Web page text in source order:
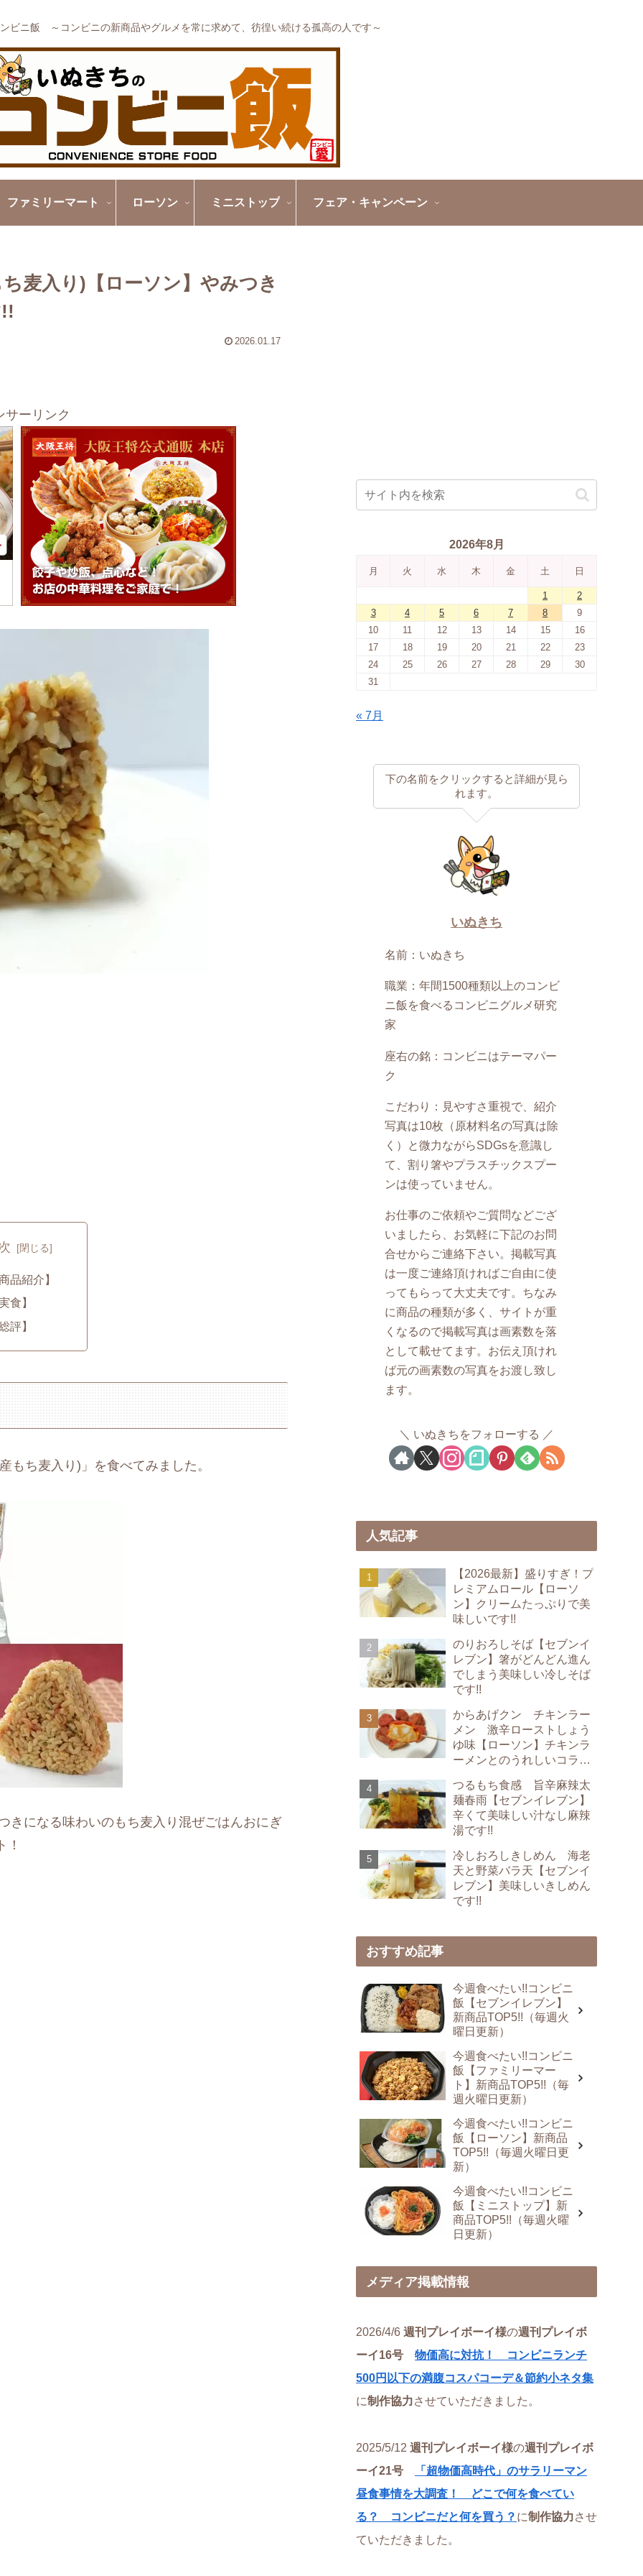
ビニ飯 ～コンビニの新商品やグルメを常に求めて、彷徨い続ける孤高の人です～
ファミリーマート ローソン ミニストップ フェア・キャンペーン
麦入り)【ローソン】やみつき
2026.01.17
サーリンク
品紹介】
食】
評】
もち麦入り)」を食べてみました。
きになる味わいのもち麦入り混ぜごはんおにぎ
2026年8月
月 火 水 木 金 土 日
1
2
3
4 5 6 7 8
9
10
11 12 13 14 15
16
17
18 19 20 21 22
23
24
25 26 27 28 29
30
31
« 7月
下の名前をクリックすると詳細が見ら
れます。
いぬきち
名前：いぬきち
職業：年間1500種類以上のコンビ
ニ飯を食べるコンビニグルメ研究
家
座右の銘：コンビニはテーマパー
ク
こだわり：見やすさ重視で、紹介
写真は10枚（原材料名の写真は除
く）と微力ながらSDGsを意識し
て、割り箸やプラスチックスプー
ンは使っていません。
お仕事のご依頼やご質問などござ
いましたら、お気軽に下記のお問
合せからご連絡下さい。掲載写真
は一度ご連絡頂ければご自由に使
ってもらって大丈夫です。ちなみ
に商品の種類が多く、サイトが重
くなるので掲載写真は画素数を落
として載せてます。お伝え頂けれ
ば元の画素数の写真をお渡し致し
ます。
いぬきちをフォローする
人気記事
【2026最新】盛りすぎ！プ
レミアムロール【ローソ
ン】クリームたっぷりで美
味しいです!!
のりおろしそば【セブンイ
レブン】箸がどんどん進ん
でしまう美味しい冷しそば
です!!
からあげクン チキンラー
メン 激辛ローストしょう
ゆ味【ローソン】チキンラ
ーメンとのうれしいコラボ
つるもち食感 旨辛麻辣太
麺春雨【セブンイレブン】
辛くて美味しい汁なし麻辣
湯です!!
冷しおろしきしめん 海老
天と野菜バラ天【セブンイ
レブン】美味しいきしめん
です!!
おすすめ記事
今週食べたい!!コンビニ
飯【セブンイレブン】
新商品TOP5!!（毎週火
曜日更新）
今週食べたい!!コンビニ
飯【ファミリーマー
ト】新商品TOP5!!（毎
週火曜日更新）
今週食べたい!!コンビニ
飯【ローソン】新商品
TOP5!!（毎週火曜日更
新）
今週食べたい!!コンビニ
飯【ミニストップ】新
商品TOP5!!（毎週火曜
日更新）
メディア掲載情報
2026/4/6 週刊プレイボーイ様の週刊プレイボ
ーイ16号 物価高に対抗！ コンビニランチ
500円以下の満腹コスパコーデ＆節約小ネタ集
に制作協力させていただきました。
2025/5/12 週刊プレイボーイ様の週刊プレイボ
ーイ21号
「超物価高時代」のサラリーマン
昼食事情を大調査！ どこで何を食べてい
る？ コンビニだと何を買う？ に制作協力させ
ていただきました。